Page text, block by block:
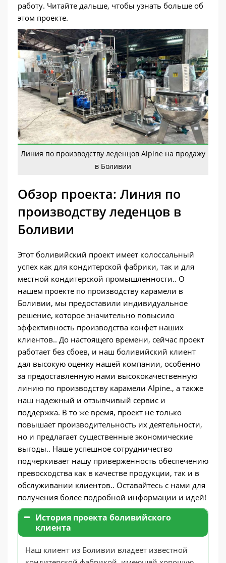
работу. Читайте дальше, чтобы узнать больше об
этом проекте.
Линия по производству леденцов Alpine на продажу
в Боливии
Обзор проекта: Линия по
производству леденцов в
Боливии
Этот боливийский проект имеет колоссальный
успех как для кондитерской фабрики, так и для
местной кондитерской промышленности.. О
нашем проекте по производству карамели в
Боливии, мы предоставили индивидуальное
решение, которое значительно повысило
эффективность производства конфет наших
клиентов.. До настоящего времени, сейчас проект
работает без сбоев, и наш боливийский клиент
дал высокую оценку нашей компании, особенно
за предоставленную нами высококачественную
линию по производству карамели Alpine., а также
наш надежный и отзывчивый сервис и
поддержка. В то же время, проект не только
повышает производительность их деятельности,
но и предлагает существенные экономические
выгоды.. Наше успешное сотрудничество
подчеркивает нашу приверженность обеспечению
превосходства как в качестве продукции, так и в
обслуживании клиентов.. Оставайтесь с нами для
получения более подробной информации и идей!
История проекта боливийского
клиента
Наш клиент из Боливии владеет известной